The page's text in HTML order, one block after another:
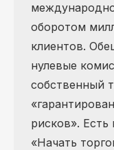
оборотом
клиентов.
нулевые
собственный
рисков».
«Начать